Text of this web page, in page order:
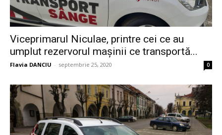
Viceprimarul Niculae, printre cei ce au
umplut rezervorul mașinii ce transportă...
Flavia DANCIU - septembrie 25, 2020 0